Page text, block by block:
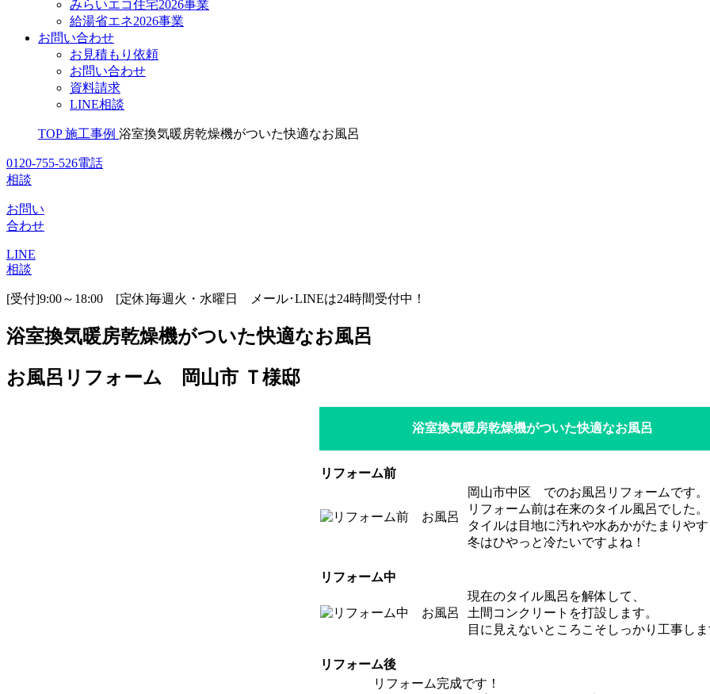
みらいエコ住宅2026事業
給湯省エネ2026事業
お問い合わせ
お見積もり依頼
お問い合わせ
資料請求
LINE相談
TOP 施工事例 浴室換気暖房乾燥機がついた快適なお風呂
0120-755-526電話
相談
お問い
合わせ
LINE
相談
[受付]9:00～18:00 [定休]毎週火・水曜日 メール･LINEは24時間受付中！
浴室換気暖房乾燥機がついた快適なお風呂
お風呂リフォーム 岡山市 Ｔ様邸
浴室換気暖房乾燥機がついた快適なお風呂
リフォーム前
岡山市中区 でのお風呂リフォームです。
リフォーム前は在来のタイル風呂でした。
タイルは目地に汚れや水あかがたまりやす
冬はひやっと冷たいですよね！
リフォーム中
現在のタイル風呂を解体して、
土間コンクリートを打設します。
目に見えないところこそしっかり工事しま
リフォーム後
リフォーム完成です！